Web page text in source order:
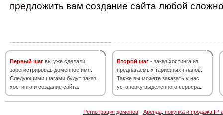
предложить вам создание сайта любой
Первый шаг вы уже сделали,
зарегистрировав доменное имя.
Следующими шагами будут заказ
хостинга и создание сайта.
Второй шаг - заказ хостинга из
предлагаемых тарифных планов.
Также вы можете заказать у нас
установку выделенного сервера.
Регистрация доменов· Аренда, покупка и продажа IP-